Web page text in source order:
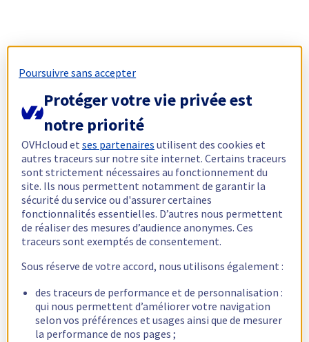
Poursuivre sans accepter
Protéger votre vie privée est
notre priorité
OVHcloud etses partenaires utilisent des cookies et
autres traceurs sur notre site internet. Certains traceurs
sont strictement nécessaires au fonctionnement du
site. Ils nous permettent notamment de garantir la
sécurité du service ou d'assurer certaines
fonctionnalités essentielles. D’autres nous permettent
de réaliser des mesures d’audience anonymes. Ces
traceurs sont exemptés de consentement.
Sous réserve de votre accord, nous utilisons également :
des traceurs de performance et de personnalisation :
qui nous permettent d’améliorer votre navigation
selon vos préférences et usages ainsi que de mesurer
la performance de nos pages ;